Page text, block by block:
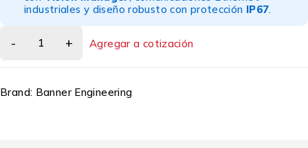
industriales y diseño robusto con protección IP67.
Agregar a cotización
Brand: Banner Engineering